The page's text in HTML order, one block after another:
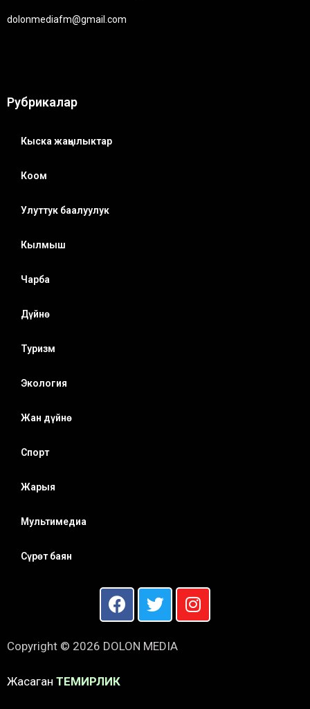
dolonmediafm@gmail.com
Рубрикалар
Кыска жаңылыктар
Коом
Улуттук баалуулук
Кылмыш
Чарба
Дүйнө
Туризм
Экология
Жан дүйнө
Спорт
Жарыя
Мультимедиа
Сүрөт баян
Copyright © 2026 DOLON MEDIA
Жасаган ТЕМИРЛИК